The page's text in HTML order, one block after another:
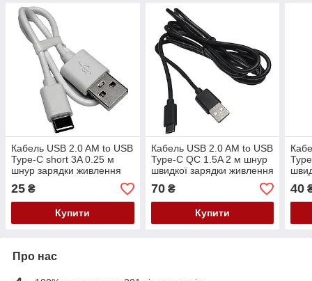
Кабель USB 2.0 AM to USB
Type-C short 3A 0.25 м
шнур зарядки живлення
білий
25 ₴
Купити
Кабель USB 2.0 AM to USB
Type-C QC 1.5A 2 м шнур
швидкої зарядки живлення
синхронізації чорний
70₴
Купити
40
Про нас